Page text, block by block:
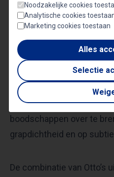
presentatie op rond het
benadering omvat
fragmenten, stijlvolle
wendingen, waardoor hij
gezamenlijke beleving
fakespeeches zijn niet
een effectieve manier
boodschappen over te
grapdichtheid en op
De combinatie van Otto’s
Noodzakelijke cookies
Analytische cookies
Marketing cookies toestaan
Alles
Selectie